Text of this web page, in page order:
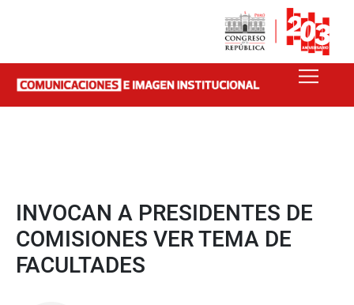
INVOCAN A PRESIDENTES DE
COMISIONES VER TEMA DE
FACULTADES